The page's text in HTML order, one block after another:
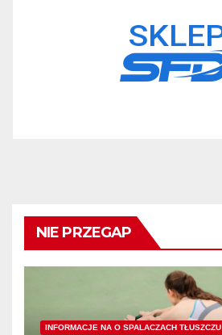
NIE PRZEGAP
INFORMACJE NA O SPALACZACH TŁUSZCZU